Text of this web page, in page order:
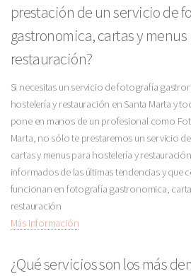
prestación de un servicio de
gastronomica, cartas y
restauración?
Si necesitas un servicio de fotografía
hostelería y restauración en Santa Marta y
pone en manos de un profesional como
Marta, no sólo te prestaremos un servicio
cartas y menus para hostelería y
informados de las últimas tendencias y que
funcionan en fotografía gastronomica,
restauración
Más Información
¿Qué servicios son los más